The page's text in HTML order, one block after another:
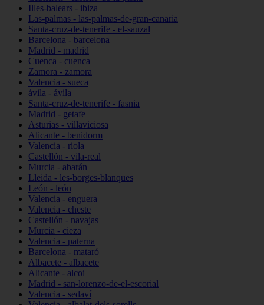
Illes-balears - ibiza
Las-palmas - las-palmas-de-gran-canaria
Santa-cruz-de-tenerife - el-sauzal
Barcelona - barcelona
Madrid - madrid
Cuenca - cuenca
Zamora - zamora
Valencia - sueca
ávila - ávila
Santa-cruz-de-tenerife - fasnia
Madrid - getafe
Asturias - villaviciosa
Alicante - benidorm
Valencia - riola
Castellón - vila-real
Murcia - abarán
Lleida - les-borges-blanques
León - león
Valencia - enguera
Valencia - cheste
Castellón - navajas
Murcia - cieza
Valencia - paterna
Barcelona - mataró
Albacete - albacete
Alicante - alcoi
Madrid - san-lorenzo-de-el-escorial
Valencia - sedaví